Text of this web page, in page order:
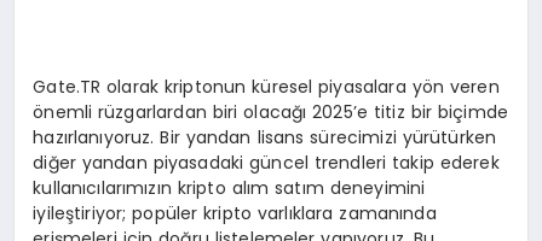
Gate.TR olarak kriptonun küresel piyasalara yön veren
önemli rüzgarlardan biri olacağı 2025’e titiz bir biçimde
hazırlanıyoruz. Bir yandan lisans sürecimizi yürütürken
diğer yandan piyasadaki güncel trendleri takip ederek
kullanıcılarımızın kripto alım satım deneyimini
iyileştiriyor; popüler kripto varlıklara zamanında